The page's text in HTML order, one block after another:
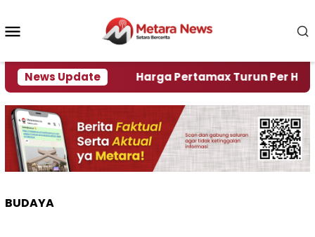
konten
News Update
Krisi Air Harga Pertamax Turun Per Hari Ini,
BUDAYA